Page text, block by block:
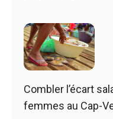
Combler l’écart
femmes au Cap-